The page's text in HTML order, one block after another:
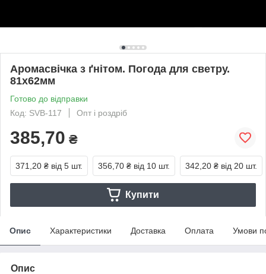
Аромасвічка з ґнітом. Погода для светру.
81х62мм
Готово до відправки
Код: SVB-117
Опт і роздріб
385,70 ₴
371,20 ₴ від 5 шт. 356,70 ₴ від 10 шт. 342,20 ₴ від 20 шт.
Купити
Опис Характеристики Доставка Оплата Умови
Опис